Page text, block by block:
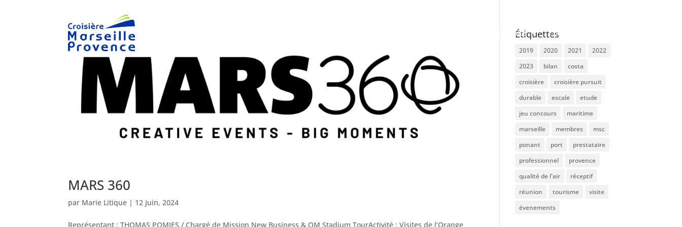
Les escales Contacts et Actu
MARS 360
par Marie Litique | 12 Juin, 2024
Représentant : THOMAS POMIES / Chargé de Mission New Business & OM Stadium TourActivité : Visites de l’Orange
Étiquettes
2019 2020 2021
2022
2023
bilan
costa
croisière
croisière pursuit
durable
escale
etude
jeu concours
maritime
marseille
membres
msc
ponant
port
prestataire
professionnel
provence
qualité de l'air
réceptif
réunion
tourisme
visite
évenements